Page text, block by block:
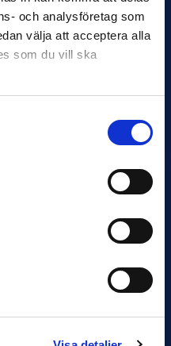
och analysföretag som
välja att acceptera alla
som du vill ska
FF
i maj